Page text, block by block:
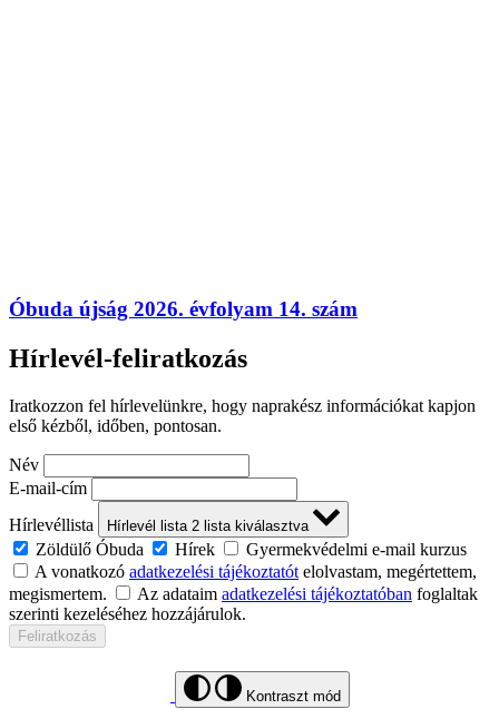
Óbuda újság 2026. évfolyam 14. szám
Hírlevél-feliratkozás
Iratkozzon fel hírlevelünkre, hogy naprakész információkat kapjon
első kézből, időben, pontosan.
Név
E-mail-cím
Hírlevéllista
Hírlevél lista 2 lista kiválasztva
Zöldülő Óbuda Hírek
Gyermekvédelmi e-mail kurzus
A vonatkozó adatkezelési tájékoztatót elolvastam, megértettem,
megismertem.
Az adataim adatkezelési tájékoztatóban foglaltak
szerinti kezeléséhez hozzájárulok.
Feliratkozás
Kontraszt mód